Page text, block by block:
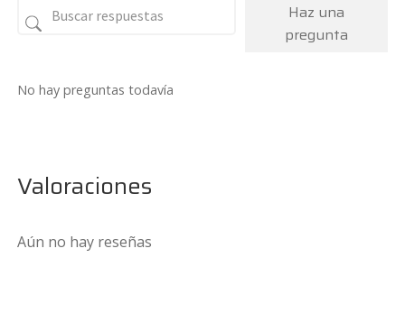
Haz una
pregunta
No hay preguntas todavía
Valoraciones
Aún no hay reseñas